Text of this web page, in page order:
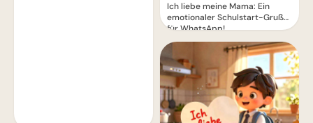
Ich liebe meine Mama: Ein
emotionaler Schulstart-Gruß
für WhatsApp!